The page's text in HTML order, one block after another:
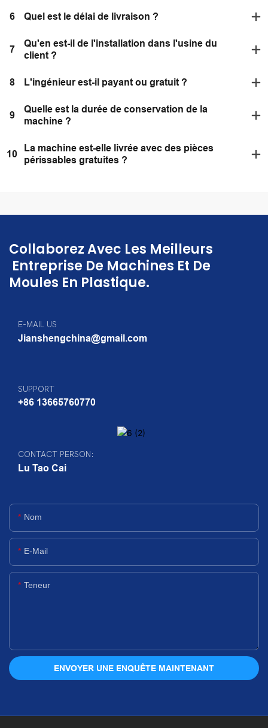
6 Quel est le délai de livraison ?
7
Qu'en est-il de l'installation dans l'usine du
client ?
8 L'ingénieur est-il payant ou gratuit ?
9
Quelle est la durée de conservation de la
machine ?
10
La machine est-elle livrée avec des pièces
périssables gratuites ?
Collaborez Avec Les Meilleurs
Entreprise De Machines Et De
Moules En Plastique.
E-MAIL US
Jianshengchina@gmail.com
SUPPORT
+86 13665760770
CONTACT PERSON:
Lu Tao Cai
Nom
E-Mail
Teneur
ENVOYER UNE ENQUÊTE MAINTENANT